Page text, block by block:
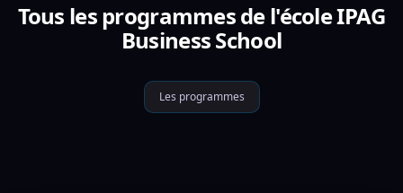
Tous les programmes de l'école IPAG
Business School
Les programmes